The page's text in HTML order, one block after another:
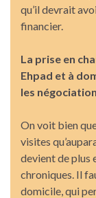
qu’il devrait
financier.
La prise en
Ehpad et à
les
On voit bien
visites
devient de plus
chroniques. Il
domicile, qui